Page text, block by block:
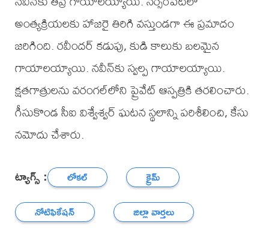
అంత్యక్రియలకు హాజరై తిరిగి వస్తుండగా ఈ ప్రమాదం
జరిగింది. రవీందర్ కడుపు, కుడి కాలుకు బలమైన
గాయాలయ్యాయి. నవీన్‌కు స్వల్ప గాయాలయ్యాయి.
క్షతగాత్రులను వరంగల్‌లోని ప్రైవేట్ ఆస్పత్రికి తరలించారు.
గీసుకొండ సీఐ విశ్వేశ్వర్ ఘటన స్థలాన్ని పరిశీలించి, కేసు
నమోదు చేశారు.
ట్యాగ్స్ : లోకల్
క్రైమ్
నోటిఫికేషన్
జిల్లా వార్తలు